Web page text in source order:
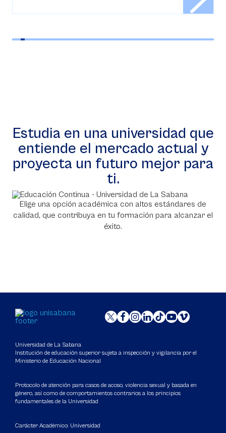
Estudia en una universidad que
entiende el mercado actual y
proyecta un futuro mejor para
ti.
Elige una opción académica con altos estándares de
calidad, que contribuya en tu formación para alcanzar el
éxito.
Universidad de La Sabana
Institución de educación superior sujeta a inspección y vigilancia por el
Ministerio de Educación Nacional
Protocolo de atención para casos de acoso, violencia sexual y basada en
género, así como de comportamientos contrarios a los principios
fundamentales de la Universidad
Carácter Académico: Universidad